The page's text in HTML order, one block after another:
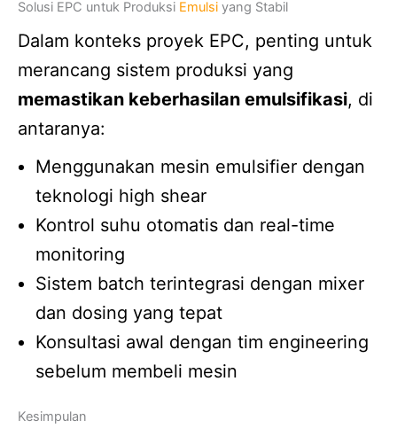
Solusi EPC untuk Produksi Emulsi yang Stabil
Dalam konteks proyek EPC, penting untuk
merancang sistem produksi yang
memastikan keberhasilan emulsifikasi, di
antaranya:
Menggunakan mesin emulsifier dengan
teknologi high shear
Kontrol suhu otomatis dan real-time
monitoring
Sistem batch terintegrasi dengan mixer
dan dosing yang tepat
Konsultasi awal dengan tim engineering
sebelum membeli mesin
Kesimpulan